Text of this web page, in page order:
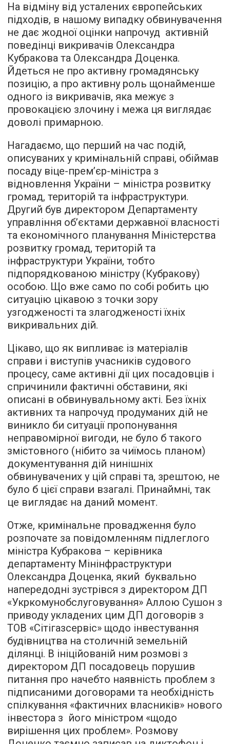
На відміну від усталених європейських
підходів, в нашому випадку обвинувачення
не дає жодної оцінки напрочуд активній
поведінці викривачів Олександра
Кубракова та Олександра Доценка.
Йдеться не про активну громадянську
позицію, а про активну роль щонайменше
одного із викривачів, яка межує з
провокацією злочину і межа ця виглядає
доволі примарною.
Нагадаємо, що перший на час подій,
описуваних у кримінальній справі, обіймав
посаду віце-прем’єр-міністра з
відновлення України – міністра розвитку
громад, територій та інфраструктури.
Другий був директором Департаменту
управління об’єктами державної власності
та економічного планування Міністерства
розвитку громад, територій та
інфраструктури України, тобто
підпорядкованою міністру (Кубракову)
особою. Що вже само по собі робить цю
ситуацію цікавою з точки зору
узгодженості та злагодженості їхніх
викривальних дій.
Цікаво, що як випливає із матеріалів
справи і виступів учасників судового
процесу, саме активні дії цих посадовців і
спричинили фактичні обставини, які
описані в обвинувальному акті. Без їхніх
активних та напрочуд продуманих дій не
виникло би ситуації пропонування
неправомірної вигоди, не було б такого
змістовного (нібито за чиїмось планом)
документування дій нинішніх
обвинувачених у цій справі та, зрештою, не
було б цієї справи взагалі. Принаймні, так
це виглядає на даний момент.
Отже, кримінальне провадження було
розпочате за повідомленням підлеглого
міністра Кубракова – керівника
департаменту Мінінфраструктури
Олександра Доценка, який буквально
напередодні зустрівся з директором ДП
«Укркомунобслуговування» Аллою Сушон з
приводу укладених цим ДП договорів з
ТОВ «Сітігазсервіс» щодо інвестування
будівництва на столичній земельній
ділянці. В ініційованій ним розмові з
директором ДП посадовець порушив
питання про начебто наявність проблем з
підписаними договорами та необхідність
спілкування «фактичних власників» нового
інвестора з його міністром «щодо
вирішення цих проблем». Розмову